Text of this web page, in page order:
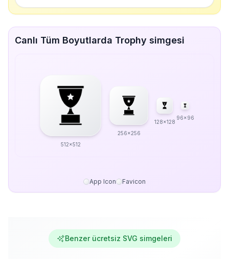
Canlı Tüm Boyutlarda Trophy simgesi
512x512
256x256
128x128
96x96
App Icon Favicon
Benzer ücretsiz SVG simgeleri